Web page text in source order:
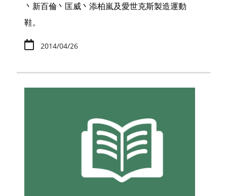
丶新百倫丶匡威丶添柏嵐及愛世克斯製造運動
鞋。
2014/04/26